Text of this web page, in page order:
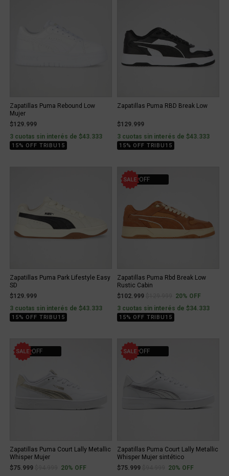
Zapatillas Puma Rebound Low
Mujer
$129.999
3 cuotas sin interés de $43.333
15% OFF TRIBU15
Zapatillas Puma RBD Break Low
$129.999
3 cuotas sin interés de $43.333
15% OFF TRIBU15
Zapatillas Puma Park Lifestyle Easy
SD
$129.999
3 cuotas sin interés de $43.333
15% OFF TRIBU15
20% OFF
Zapatillas Puma Rbd Break Low
Rustic Cabin
$102.999
Price reduced from
to20% OFF
3 cuotas sin interés de $34.333
15% OFF TRIBU15
20% OFF
Zapatillas Puma Court Lally Metallic
Whisper Mujer
$75.999
Price reduced from
to20% OFF
20% OFF
Zapatillas Puma Court Lally Metallic
Whisper Mujer sintético
$75.999
Price reduced from
to20% OFF